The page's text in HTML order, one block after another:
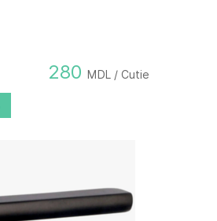
280 MDL / Cutie